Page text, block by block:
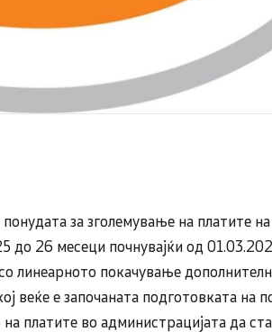
за зголемување на платите на
26 месеци почнувајќи од
линеарното покачување
веќе е започаната подготовката на
платите во администрацијата да